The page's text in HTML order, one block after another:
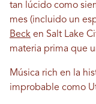
tan lúcido como
mes (incluido un
Beck en Salt Lake
materia prima que
Música rich en la
improbable como